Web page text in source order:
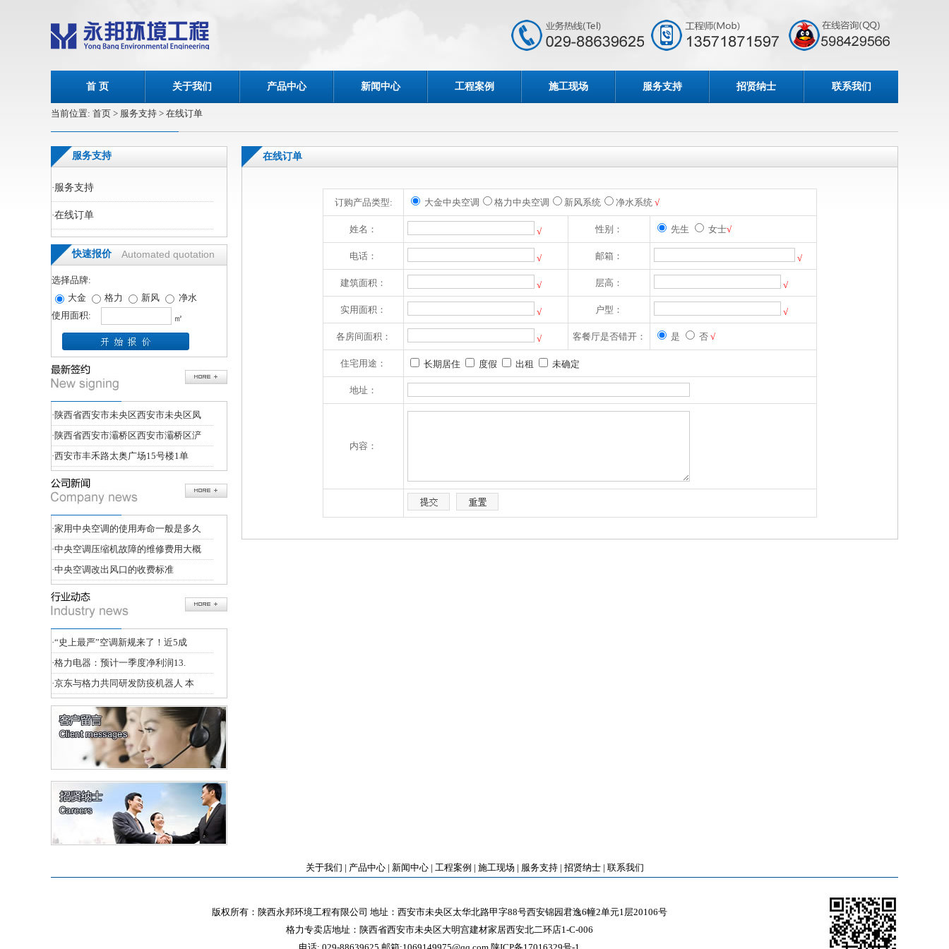
首 页 关于我们 产品中心 新闻中心 工程案例 施工现场 服务支持 招贤纳士 联系我们
当前位置: 首页 > 服务支持 > 在线订单
服务支持
·服务支持
·在线订单
快速报价 Automated quotation
选择品牌:
大金
格力 新风
净水
使用面积:
㎡
·陕西省西安市未央区西安市未央区凤
·陕西省西安市灞桥区西安市灞桥区浐
·西安市丰禾路太奥广场15号楼1单
·家用中央空调的使用寿命一般是多久
·中央空调压缩机故障的维修费用大概
·中央空调改出风口的收费标准
·“史上最严”空调新规来了！近5成
·格力电器：预计一季度净利润13.
·京东与格力共同研发防疫机器人 本
在线订单
订购产品类型: 大金中央空调 格力中央空调 新风系统 净水系统 √
姓名： √ 性别： 先生 女士√
电话： √ 邮箱： √
建筑面积： √ 层高： √
实用面积： √ 户型： √
各房间面积： √ 客餐厅是否错开： 是 否 √
住宅用途： 长期居住 度假 出租 未确定
地址：
内容：
关于我们 | 产品中心| 新闻中心| 工程案例 | 施工现场 | 服务支持| 招贤纳士| 联系我们
版权所有：陕西永邦环境工程有限公司 地址：西安市未央区太华北路甲字88号西安锦园君逸6幢2单元1层20106号
格力专卖店地址：陕西省西安市未央区大明宫建材家居西安北二环店1-C-006